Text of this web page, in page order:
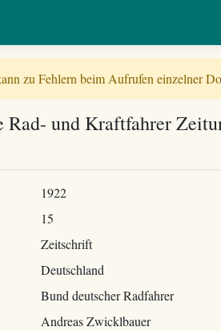
zu Fehlern beim Aufrufen einzelner
Rad- und Kraftfahrer
1922
15
Zeitschrift
Deutschland
Bund deutscher Radfahrer
Andreas Zwicklbauer